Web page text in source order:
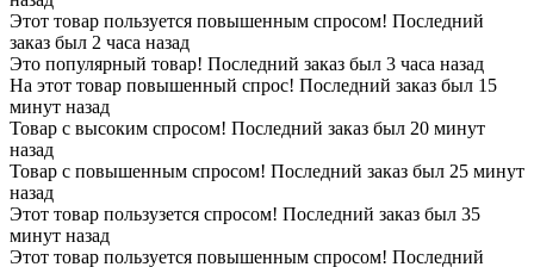
Этот товар пользуется повышенным спросом! Последний
заказ был 2 часа назад
Это популярный товар! Последний заказ был 3 часа назад
На этот товар повышенный спрос! Последний заказ был 15
минут назад
Товар с высоким спросом! Последний заказ был 20 минут
назад
Товар с повышенным спросом! Последний заказ был 25 минут
назад
Этот товар пользузется спросом! Последний заказ был 35
минут назад
Этот товар пользуется повышенным спросом! Последний